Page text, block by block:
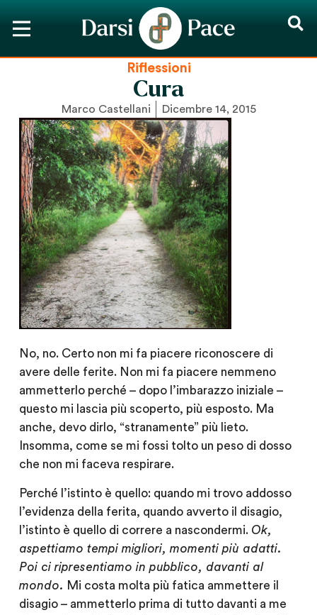
Riflessioni
Cura
Marco Castellani Dicembre 14, 2015
No, no. Certo non mi fa piacere riconoscere di
avere delle ferite. Non mi fa piacere nemmeno
ammetterlo perché – dopo l’imbarazzo iniziale –
questo mi lascia più scoperto, più esposto. Ma
anche, devo dirlo, “stranamente” più lieto.
Insomma, come se mi fossi tolto un peso di dosso
che non mi faceva respirare.
Perché l’istinto è quello: quando mi trovo addosso
l’evidenza della ferita, quando avverto il disagio,
l’istinto è quello di correre a nascondermi. Ok,
aspettiamo tempi migliori, momenti più adatti.
Poi ci ripresentiamo in pubblico, davanti al
mondo. Mi costa molta più fatica ammettere il
disagio – ammetterlo prima di tutto davanti a me